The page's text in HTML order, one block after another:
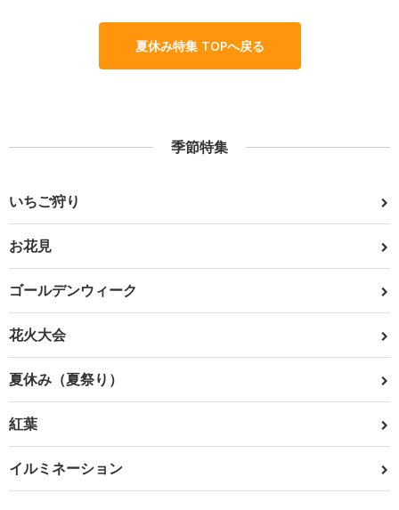
夏休み特集 TOPへ戻る
季節特集
いちご狩り
お花見
ゴールデンウィーク
花火大会
夏休み（夏祭り）
紅葉
イルミネーション